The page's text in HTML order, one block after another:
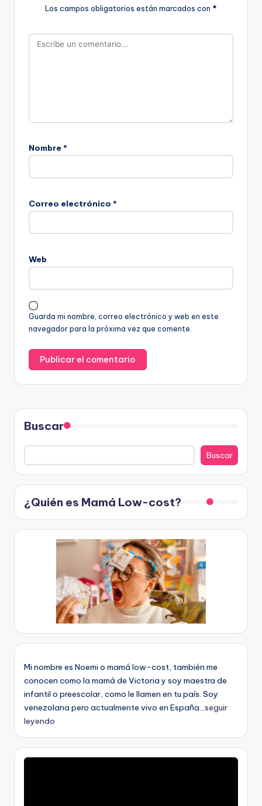
Los campos obligatorios están marcados con *
Nombre *
Correo electrónico *
Web
Guarda mi nombre, correo electrónico y web en este
navegador para la próxima vez que comente.
Buscar
Buscar
¿Quién es Mamá Low-cost?
Mi nombre es Noemi o mamá low-cost, también me
conocen como la mamá de Victoria y soy maestra de
infantil o preescolar, como le llamen en tu país. Soy
venezolana pero actualmente vivo en España...seguir
leyendo